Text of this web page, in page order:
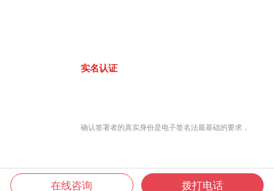
实名认证
确认签署者的真实身份是电子签名法最基础的要求，
在线咨询 拨打电话